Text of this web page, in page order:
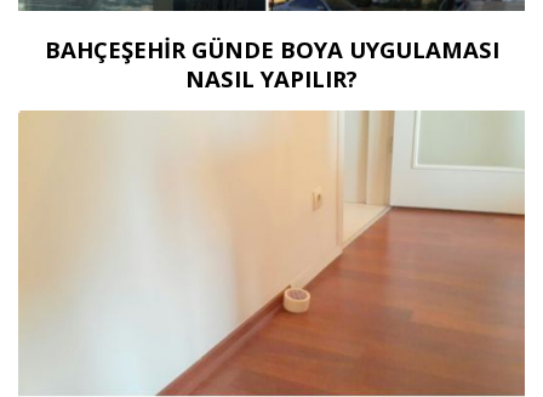
BAHÇEŞEHİR GÜNDE BOYA UYGULAMASI
NASIL YAPILIR?